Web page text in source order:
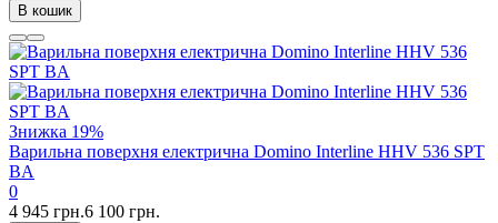
В кошик
Знижка 19%
Варильна поверхня електрична Domino Interline HHV 536 SPT
BA
0
4 945 грн.6 100 грн.